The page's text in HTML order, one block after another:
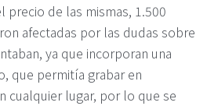
precio de las mismas, 1.500
afectadas por las dudas sobre
ya que incorporan una
que permitía grabar en
cualquier lugar, por lo que se